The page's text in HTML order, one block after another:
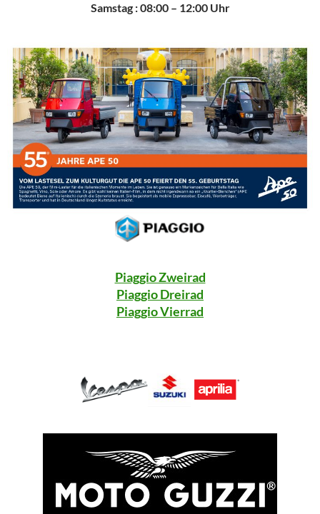
Samstag : 08:00 – 12:00 Uhr
Piaggio Zweirad
Piaggio Dreirad
Piaggio Vierrad